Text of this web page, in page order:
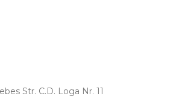
Str. C.D. Loga Nr. 11